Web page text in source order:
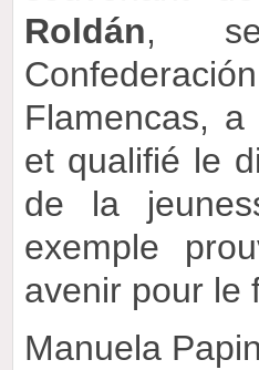
Roldán,
Flamencas,
et qualifié le
de la
exemple
avenir pour le
Manuela